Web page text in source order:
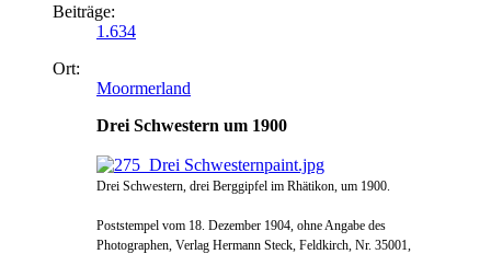
Beiträge:
1.634
Ort:
Moormerland
Drei Schwestern um 1900
Drei Schwestern, drei Berggipfel im Rhätikon, um 1900.
Poststempel vom 18. Dezember 1904, ohne Angabe des
Photographen, Verlag Hermann Steck, Feldkirch, Nr. 35001,